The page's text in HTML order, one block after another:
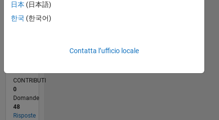
2.524
of
CONTRIBUTI
0
Domande
48
Risposte
日本 (日本語)
한국 (한국어)
Contatta l’ufficio locale